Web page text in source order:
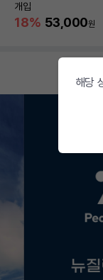
개입
18% 53,000원
해당